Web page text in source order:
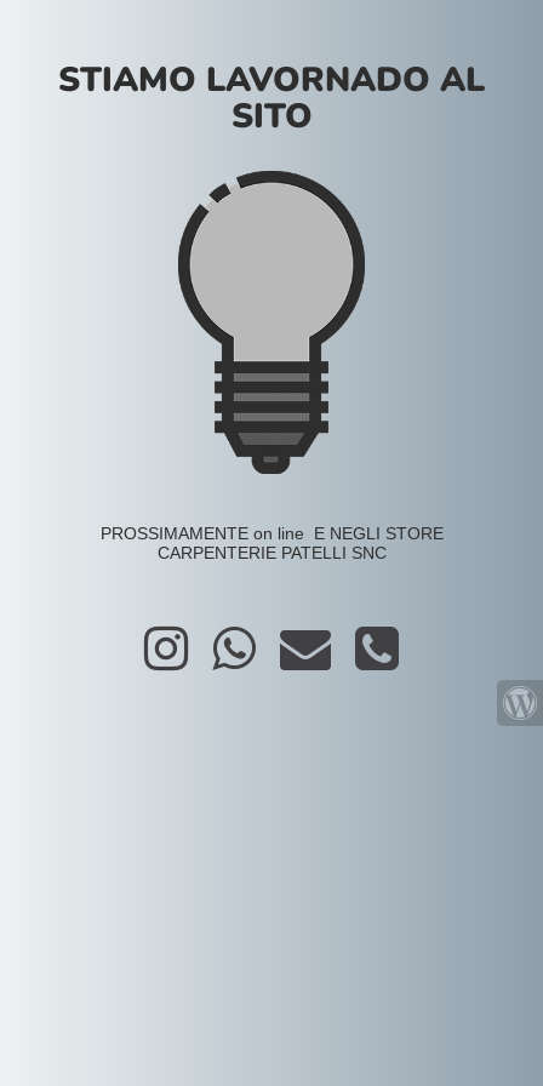
STIAMO LAVORNADO AL
SITO
PROSSIMAMENTE on line E NEGLI STORE
CARPENTERIE PATELLI SNC